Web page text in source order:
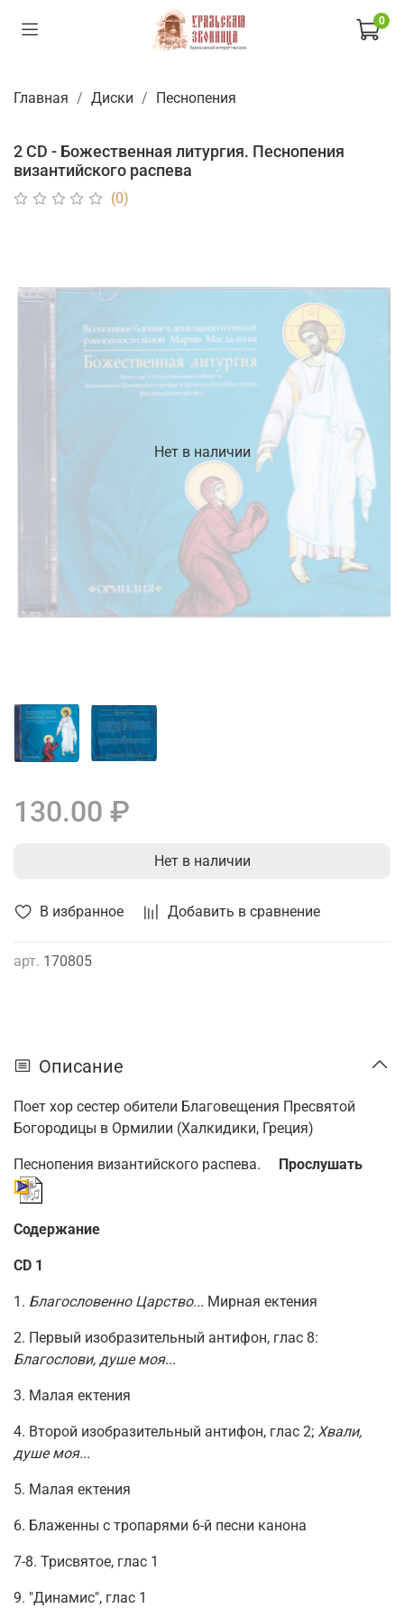
0
Главная Диски Песнопения
2 CD - Божественная литургия. Песнопения
византийского распева
(0)
В избранное Добавить в сравнение
арт. 170805
Нет в наличии
130.00 ₽
Нет в наличии
Описание
Поет хор сестер обители Благовещения Пресвятой
Богородицы в Ормилии (Халкидики, Греция)
Песнопения византийского распева. Прослушать
Содержание
CD 1
1. Благословенно Царство... Мирная ектения
2. Первый изобразительный антифон, глас 8:
Благослови, душе моя...
3. Малая ектения
4. Второй изобразительный антифон, глас 2; Хвали,
душе моя...
5. Малая ектения
6. Блаженны с тропарями 6-й песни канона
7-8. Трисвятое, глас 1
9. "Динамис", глас 1